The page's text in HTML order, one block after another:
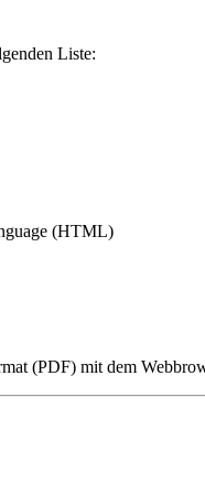
Liste:
(HTML)
(PDF) mit dem